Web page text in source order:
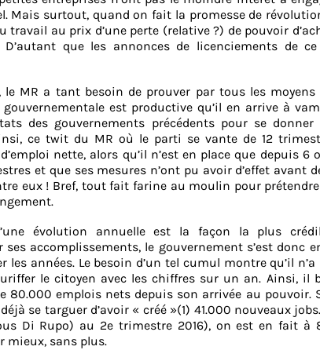
Mais surtout, quand on fait la promesse de
travail au prix d’une perte (relative ?) de pouvoir
que les annonces de licenciements de
le MR a tant besoin de prouver par tous les moyens
est productive qu’il en arrive à
des gouvernements précédents pour se donner
ce twit du MR où le parti se vante de 12
nette, alors qu’il n’est en place que depuis 6
et que ses mesures n’ont pu avoir d’effet avant
eux ! Bref, tout fait farine au moulin pour prétendre
évolution annuelle est la façon la plus
ses accomplissements, le gouvernement s’est donc
les années. Le besoin d’un tel cumul montre qu’il n’a
le citoyen avec les chiffres sur un an. Ainsi, il
80.000 emplois nets depuis son arrivée au pouvoir.
se targuer d’avoir « créé »(1) 41.000 nouveaux
Di Rupo) au 2e trimestre 2016), on est en fait à
mieux, sans plus.